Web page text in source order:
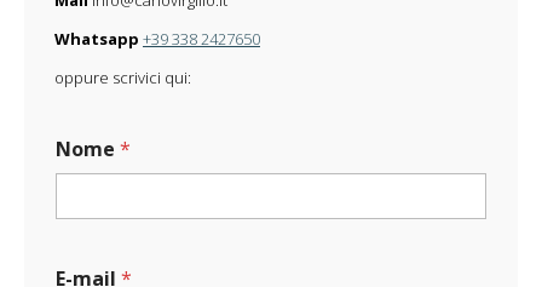
Whatsapp +39 338 2427650
oppure scrivici qui:
Nome *
E-mail *